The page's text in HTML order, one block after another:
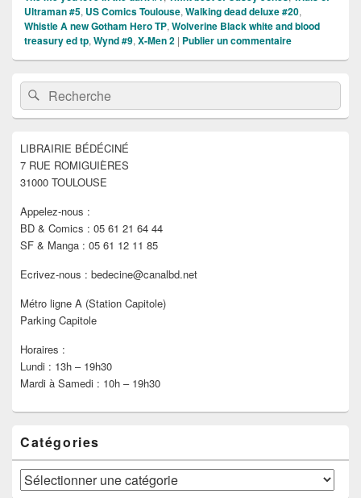
Ultraman #5, US Comics Toulouse, Walking dead deluxe #20,
Whistle A new Gotham Hero TP, Wolverine Black white and blood
treasury ed tp, Wynd #9, X-Men 2 | Publier un commentaire
Zone
principale
de
widget
barre
latérale
Recherche :Rechercher
LIBRAIRIE BÉDÉCINÉ
7 RUE ROMIGUIÈRES
31000 TOULOUSE
Appelez-nous :
BD & Comics : 05 61 21 64 44
SF & Manga : 05 61 12 11 85
Ecrivez-nous : bedecine@canalbd.net
Métro ligne A (Station Capitole)
Parking Capitole
Horaires :
Lundi : 13h – 19h30
Mardi à Samedi : 10h – 19h30
Catégories
Catégories